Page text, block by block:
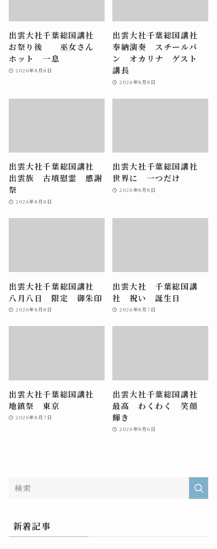
出雲大社千葉総国講社
お祭り後 巫女さん
ホット 一息
2026年8月8日
出雲大社千葉総国講社
奉納演奏 スチールパ
ン オカリナ ゲスト
講長
2026年8月8日
出雲大社千葉総国講社
出雲族 古墳慰霊 感謝
祭
2026年8月8日
出雲大社千葉総国講社
世界に 一つだけ
2026年8月8日
出雲大社千葉総国講社
八月八日 限定 御朱印
2026年8月8日
出雲大社 千葉総国講
社 祝い 誕生日
2026年8月7日
出雲大社千葉総国講社
地鎮祭 東京
2026年8月7日
出雲大社千葉総国講社
最高 わくわく 笑顔
輝き
2026年8月6日
新着記事